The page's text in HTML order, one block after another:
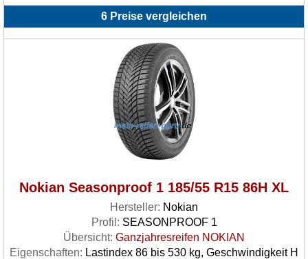
6 Preise vergleichen
Nokian Seasonproof 1 185/55 R15 86H XL
Hersteller: Nokian
Profil: SEASONPROOF 1
Übersicht: Ganzjahresreifen NOKIAN
Eigenschaften: Lastindex 86 bis 530 kg, Geschwindigkeit H